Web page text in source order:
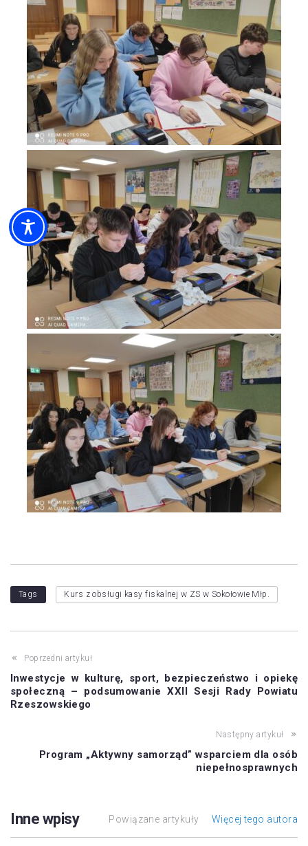
Tags Kurs z obsługi kasy fiskalnej w ZS w Sokołowie Młp.
Poprzedni artykuł
Inwestycje w kulturę, sport, bezpieczeństwo i opiekę
społeczną – podsumowanie XXII Sesji Rady Powiatu
Rzeszowskiego
Następny artykuł
Program „Aktywny samorząd” wsparciem dla osób
niepełnosprawnych
Inne wpisy Powiązane artykuły Więcej tego autora